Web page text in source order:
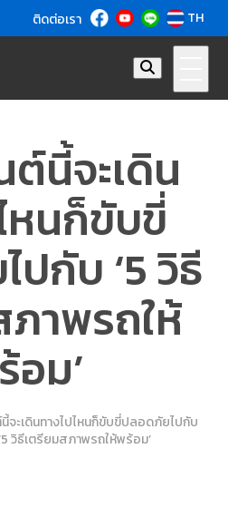
ติดต่อเรา TH
นี้จะเดิน
หนก็ขับขี่
กับ ‘5 วิธี
าพรถให้
อม’
จะเดินทางไปไหนก็ขับขี่ปลอดภัยไปกับ
‘5 วิธีเตรียมสภาพรถให้พร้อม’